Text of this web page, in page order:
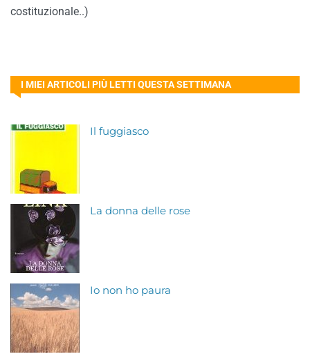
costituzionale..)
I MIEI ARTICOLI PIÙ LETTI QUESTA SETTIMANA
Il fuggiasco
La donna delle rose
Io non ho paura